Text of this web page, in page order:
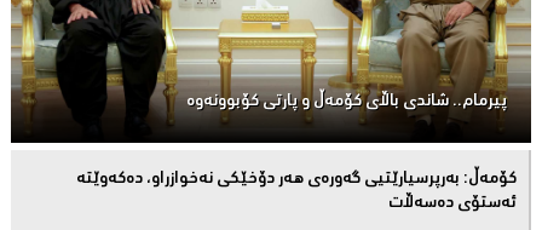
پیرمام.. شاندی باڵای كۆمه‌ڵ و پارتی كۆبوونه‌وه‌
كۆمەڵ: بەرپرسیارێتیی گەورەی هەر دۆخێکی نەخوازراو، دەكەوێتە
ئەستۆی دەسەڵات